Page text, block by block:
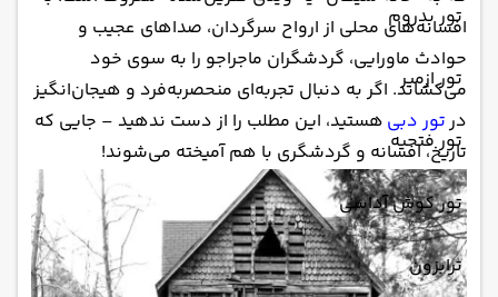
تور بدروم
تور ازمیر
تور فتحیه
تور کوش آداسی
ترابزون
افسانه‌های محلی از ارواح سرگردان، صداهای عجیب و
حوادث ماورایی، گردشگران ماجراجو را به سوی خود
می‌کشاند. اگر به دنبال تجربه‌ای منحصربه‌فرد و هیجان‌انگیز
درتور دبی هستید، این مطلب را از دست ندهید – جایی که
تاریخ، افسانه و گردشگری با هم آمیخته می‌شوند!